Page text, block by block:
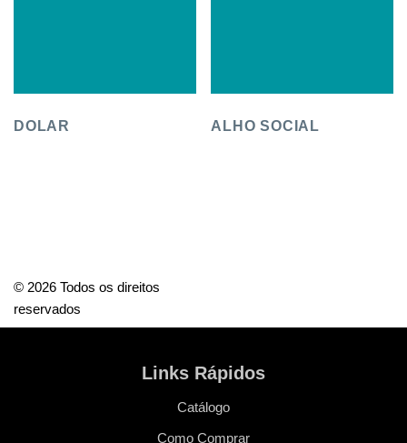
DOLAR ALHO SOCIAL
© 2026 Todos os direitos
reservados
Links Rápidos
Catálogo
Como Comprar